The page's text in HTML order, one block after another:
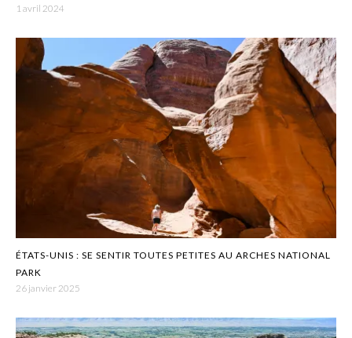
1 avril 2024
ÉTATS-UNIS : SE SENTIR TOUTES PETITES AU ARCHES NATIONAL
PARK
26 janvier 2025